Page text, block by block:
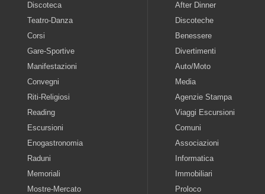
Discoteca
Teatro-Danza
Corsi
Gare-Sportive
Manifestazioni
Convegni
Riti-Religiosi
Reading
Escursioni
Enogastronomia
Raduni
Memoriali
Mostre-Mercato
After Dinner
Discoteche
Benessere
Divertimenti
Auto/Moto
Media
Agenzie Stampa
Viaggi Escursioni
Comuni
Associazioni
Informatica
Immobiliari
Proloco